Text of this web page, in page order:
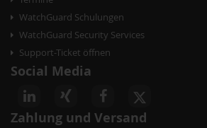
WatchGuard Schulungen
WatchGuard Security Services
Support-Ticket öffnen
Social Media
Zahlung und Versand